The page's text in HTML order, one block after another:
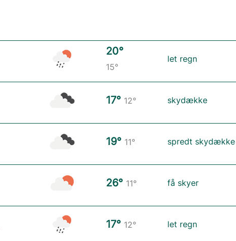
20°
15°
let regn
17° 12° skydække
19° 11° spredt skydække
26° 11° få skyer
17° 12° let regn